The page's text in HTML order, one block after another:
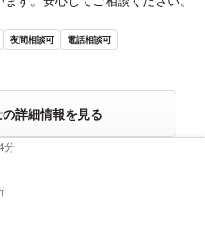
夜間相談可 電話相談可
詳細情報を見る
分